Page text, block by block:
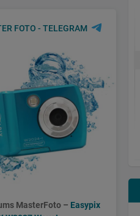
FOTO - TELEGRAM
MasterFoto – Easypix